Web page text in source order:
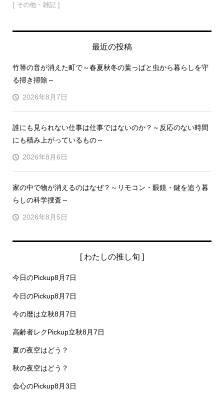
[ その他・雑記 ]
最近の投稿
竹箒の音が消えた町で～春夏秋冬の葉っぱと虫から暮らしを守
る掃き掃除～
2026年8月7日
誰にも見られない仕事は仕事ではないのか？～反応のない時間
にも積み上がっているもの～
2026年8月6日
家の中で物が消えるのはなぜ？～リモコン・眼鏡・鍵を追う暮
らしの科学捜査～
2026年8月5日
[ わたしの推し旬 ]
今日のPickup8月7日
今日のPickup8月7日
今の暦は立秋8月7日
高齢者レクPickup立秋8月7日
夏の夜空はどう？
秋の夜空はどう？
会心のPickup8月3日